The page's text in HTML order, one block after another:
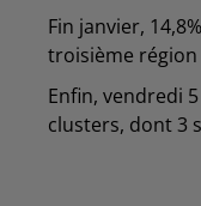
Fin janvier,
troisième région
Enfin, vendredi
clusters, dont 3